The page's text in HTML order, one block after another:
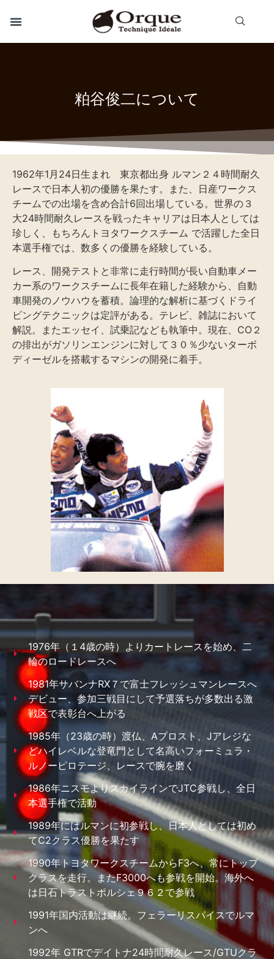
粕谷俊二について
1962年1月24日生まれ 東京都出身 ルマン２４時間耐久
レースで日本人初の優勝を果たす。また、日産ワークス
チームでの出場を含め合計6回出場している。世界の３
大24時間耐久レースを戦ったキャリアは日本人としては
珍しく、もちろんトヨタワークスチーム で活躍した全日
本選手権では、数多くの優勝を経験している。
レース、開発テストと非常に走行時間が長い自動車メー
カー系のワークスチームに長年在籍した経験から、自動
車開発のノウハウを蓄積。論理的な解析に基づくドライ
ビングテクニックは定評がある。テレビ、雑誌において
解説。またエッセイ、試乗記なども執筆中。現在、CO２
の排出がガソリンエンジンに対して３０％少ないターボ
ディーゼルを搭載するマシンの開発に着手。
1976年（１4歳の時）よりカートレースを始め、二
輪のロードレースへ
1981年サバンナRX７で富士フレッシュマンレースへ
デビュー、参加三戦目にして予選落ちが多数出る激
戦区で表彰台へ上がる
1985年（23歳の時）渡仏、Aプロスト、Jアレジな
どハイレベルな登竜門として名高いフォーミュラ・
ルノーピロテージ、レースで腕を磨く
1986年ニスモよりスカイラインでJTC参戦し、全日
本選手権で活動
1989年にはルマンに初参戦し、日本人としては初め
てC2クラス優勝を果たす
1990年トヨタワークスチームからF3へ、常にトップ
クラスを走行。またF3000へも参戦を開始。海外へ
は日石トラストポルシェ９６２で参戦
1991年国内活動は継続。フェラーリスパイスでルマ
ンへ
1992年 GTRでデイトナ24時間耐久レース/GTUクラ